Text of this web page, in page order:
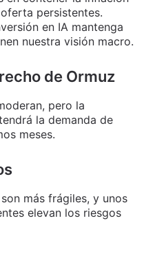
persistentes.
en IA mantenga
nuestra visión macro.
de Ormuz
pero la
la demanda de
meses.
más frágiles, y unos
elevan los riesgos